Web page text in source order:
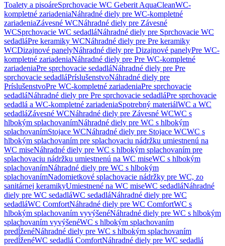
Toalety a pisoáreSprchovacie WC Geberit AquaCleanWC-
kompletné zariadeniaNáhradné diely pre WC-kompletné
zariadeniaZávesné WCNáhradné diely pre Závesné
WCSprchovacie WC sedadláNáhradné diely pre Sprchovacie WC
sedadláPre keramiky WCNáhradné diely pre Pre keramiky
WCDizajnové panelyNáhradné diely pre Dizajnové panelyPre WC-
kompletné zariadeniaNáhradné diely pre Pre WC-kompletné
zariadeniaPre sprchovacie sedadláNáhradné diely pre Pre
sprchovacie sedadláPríslušenstvoNáhradné diely pre
PríslušenstvoPre WC-kompletné zariadeniaPre sprchovacie
sedadláNáhradné diely pre Pre sprchovacie sedadláPre sprchovacie
sedadlá a WC-kompletné zariadeniaSpotrebný materiálWC a WC
sedadláZávesné WCNáhradné diely pre Závesné WCWC s
hlbokým splachovanímNáhradné diely pre WC s hlbokým
splachovanímStojace WCNáhradné diely pre Stojace WCWC s
hlbokým splachovaním pre splachovaciu nádržku umiestnenú na
WC miseNáhradné diely pre WC s hlbokým splachovaním pre
splachovaciu nádržku umiestnenú na WC miseWC s hlbokým
splachovanímNáhradné diely pre WC s hlbokým
splachovanímNadomietkové splachovacie nádržky pre WC, zo
sanitárnej keramikyUmiestnené na WC miseWC sedadláNáhradné
diely pre WC sedadláWC sedadláNáhradné diely pre WC
sedadláWC ComfortNáhradné diely pre WC ComfortWC s
hlbokým splachovaním vyvýšenéNáhradné diely pre WC s hlbokým
splachovaním vyvýšenéWC s hlbokým splachovaním
predĺženéNáhradné diely pre WC s hlbokým splachovaním
predĺženéWC sedadlá ComfortNáhradné diely pre WC sedadlá